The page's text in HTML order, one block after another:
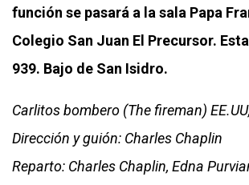
función se pasará a la sala Papa
Colegio San Juan El Precursor.
939. Bajo de San Isidro.
Carlitos bombero (The fireman)
Dirección y guión: Charles Chaplin
Reparto: Charles Chaplin, Edna